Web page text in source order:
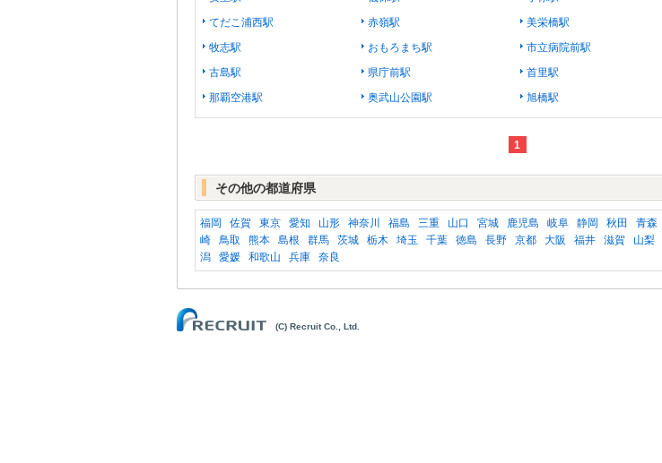
てだこ浦西駅
赤嶺駅 美栄橋駅
牧志駅
おもろまち駅 市立病院前駅
古島駅
県庁前駅 首里駅
那覇空港駅
奥武山公園駅 旭橋駅
1
その他の都道府県
福岡 佐賀 東京 愛知 山形 神奈川 福島 三重 山口 宮城 鹿児島 岐阜 静岡 秋田 青森
崎
鳥取 熊本 島根 群馬 茨城 栃木 埼玉 千葉 徳島 長野 京都 大阪 福井 滋賀 山梨
潟
愛媛 和歌山 兵庫 奈良
(C) Recruit Co., Ltd.